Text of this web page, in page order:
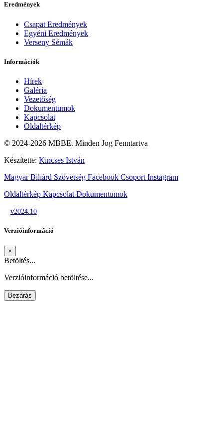
Eredmények
Csapat Eredmények
Egyéni Eredmények
Verseny Sémák
Információk
Hírek
Galéria
Vezetőség
Dokumentumok
Kapcsolat
Oldaltérkép
© 2024-2026 MBBE. Minden Jog Fenntartva
Készítette: Kincses István
Magyar Biliárd Szövetség Facebook Csoport Instagram
Oldaltérkép Kapcsolat Dokumentumok
v2024.10
Verzióinformáció
×
Betöltés...
Verzióinformáció betöltése...
Bezárás